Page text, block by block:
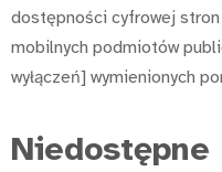
dostępności cyfrowej
mobilnych podmiotów
wyłączeń] wymienionych